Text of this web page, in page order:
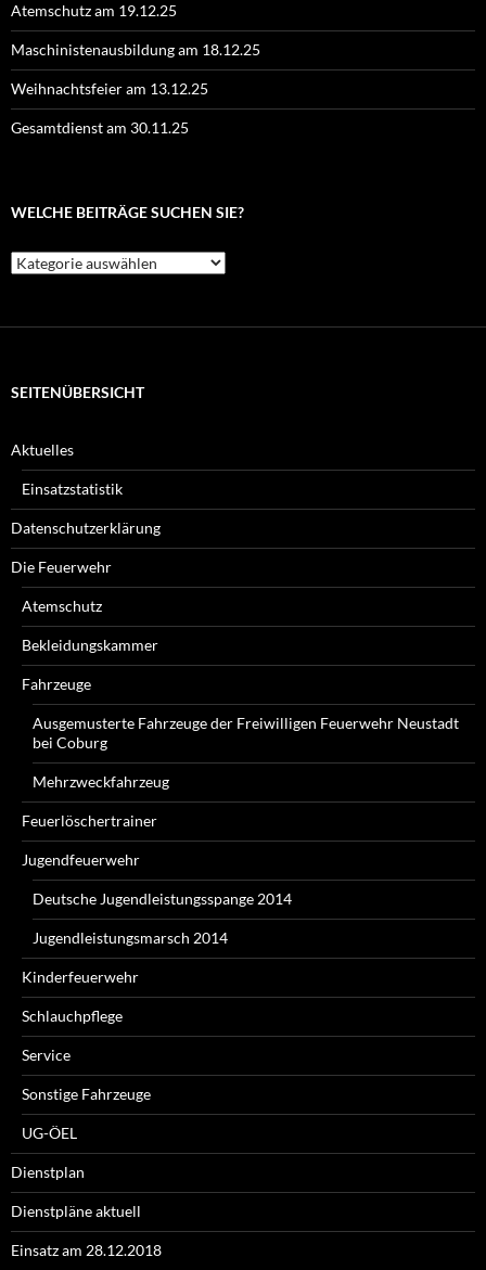
Atemschutz am 19.12.25
Maschinistenausbildung am 18.12.25
Weihnachtsfeier am 13.12.25
Gesamtdienst am 30.11.25
WELCHE BEITRÄGE SUCHEN SIE?
Welche
Beiträge
SEITENÜBERSICHT
Aktuelles
Einsatzstatistik
Datenschutzerklärung
Die Feuerwehr
Atemschutz
Bekleidungskammer
Fahrzeuge
Ausgemusterte Fahrzeuge der Freiwilligen Feuerwehr Neustadt
bei Coburg
Mehrzweckfahrzeug
Feuerlöschertrainer
Jugendfeuerwehr
Deutsche Jugendleistungsspange 2014
Jugendleistungsmarsch 2014
Kinderfeuerwehr
Schlauchpflege
Service
Sonstige Fahrzeuge
UG-ÖEL
Dienstplan
Dienstpläne aktuell
Einsatz am 28.12.2018